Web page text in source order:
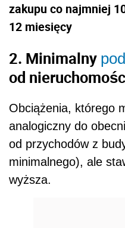
zakupu co najmniej
12 miesięcy
2. Minimalny
od
Obciążenia, którego
analogiczny do
od przychodów z
minimalnego), ale
wyższa.